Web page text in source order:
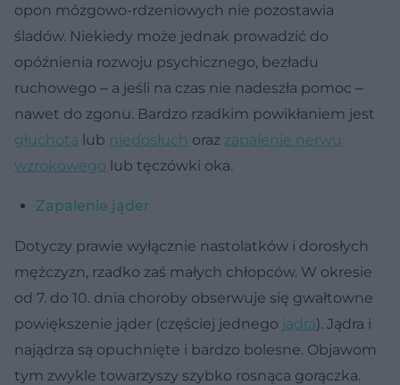
opon mózgowo-rdzeniowych nie pozostawia
śladów. Niekiedy może jednak prowadzić do
opóźnienia rozwoju psychicznego, bezładu
ruchowego ‒ a jeśli na czas nie nadeszła pomoc ‒
nawet do zgonu. Bardzo rzadkim powikłaniem jest
głuchota lub niedosłuch oraz zapalenie nerwu
wzrokowego lub tęczówki oka.
Zapalenie jąder
Dotyczy prawie wyłącznie nastolatków i dorosłych
mężczyzn, rzadko zaś małych chłopców. W okresie
od 7. do 10. dnia choroby obserwuje się gwałtowne
powiększenie jąder (częściej jednego jądra). Jądra i
najądrza są opuchnięte i bardzo bolesne. Objawom
tym zwykle towarzyszy szybko rosnąca gorączka.